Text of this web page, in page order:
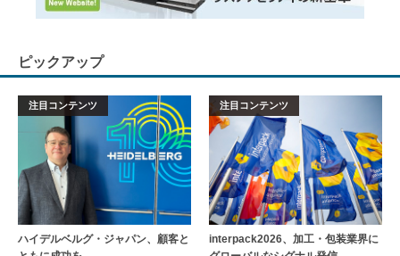
ピックアップ
注目コンテンツ
ハイデルベルグ・ジャパン、顧客と
注目コンテンツ
interpack2026、加工・包装業界に